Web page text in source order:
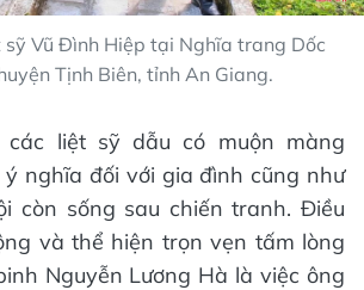
sỹ Vũ Đình Hiệp tại Nghĩa trang Dốc
Tịnh Biên, tỉnh An Giang.
liệt sỹ dẫu có muộn màng
nghĩa đối với gia đình cũng như
còn sống sau chiến tranh. Điều
và thể hiện trọn vẹn tấm lòng
Nguyễn Lương Hà là việc ông